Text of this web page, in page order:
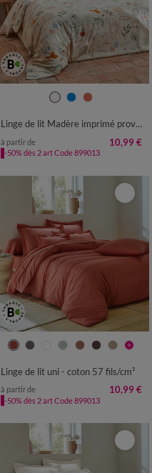
Linge de lit Madère imprimé provençal - en coton
à partir de 10,99 €
-50% dès 2 art Code 899013
Linge de lit uni - coton 57 fils/cm²
à partir de 10,99 €
-50% dès 2 art Code 899013